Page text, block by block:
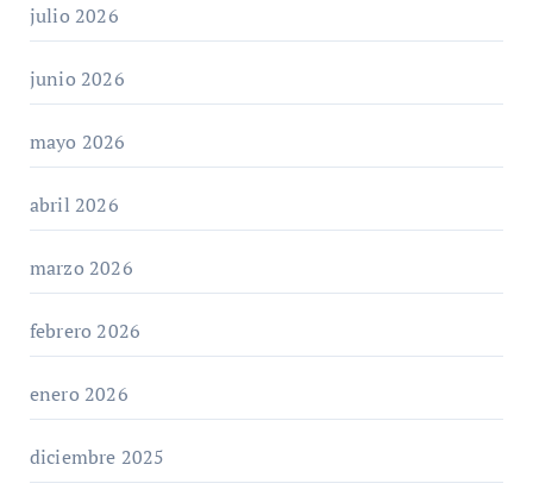
julio 2026
junio 2026
mayo 2026
abril 2026
marzo 2026
febrero 2026
enero 2026
diciembre 2025